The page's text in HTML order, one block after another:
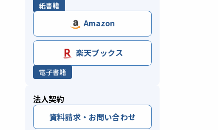
紙書籍
Amazon
楽天ブックス
電子書籍
法人契約
資料請求・お問い合わせ